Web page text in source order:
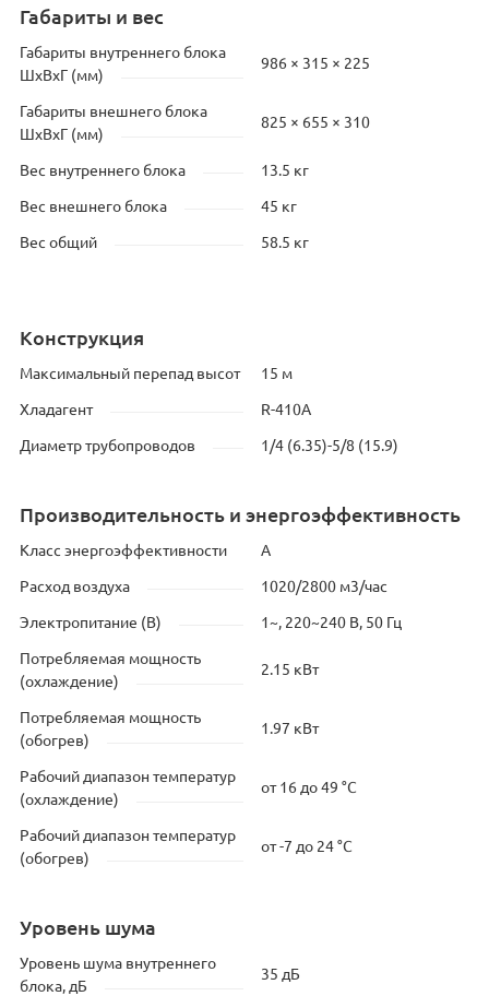
Габариты и вес
Габариты внутреннего блока
ШхВхГ (мм)
986 × 315 × 225
Габариты внешнего блока
ШхВхГ (мм)
825 × 655 × 310
Вес внутреннего блока 13.5 кг
Вес внешнего блока 45 кг
Вес общий 58.5 кг
Конструкция
Максимальный перепад высот 15 м
Хладагент R-410A
Диаметр трубопроводов 1/4 (6.35)-5/8 (15.9)
Производительность и энергоэффективность
Класс энергоэффективности A
Расход воздуха 1020/2800 м3/час
Электропитание (В) 1~, 220~240 В, 50 Гц
Потребляемая мощность
(охлаждение)
2.15 кВт
Потребляемая мощность
(обогрев)
1.97 кВт
Рабочий диапазон температур
(охлаждение)
от 16 до 49 °C
Рабочий диапазон температур
(обогрев)
от -7 до 24 °C
Уровень шума
Уровень шума внутреннего
блока, дБ
35 дБ